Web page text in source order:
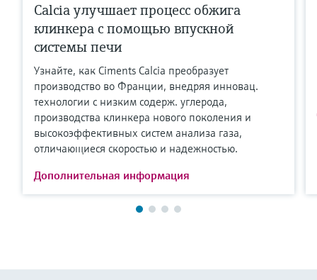
Calcia улучшает процесс обжига
клинкера с помощью впускной
системы печи
Узнайте, как Ciments Calcia преобразует
производство во Франции, внедряя инновац.
технологии с низким содерж. углерода,
производства клинкера нового поколения и
высокоэффективных систем анализа газа,
отличающиеся скоростью и надежностью.
Дополнительная информация